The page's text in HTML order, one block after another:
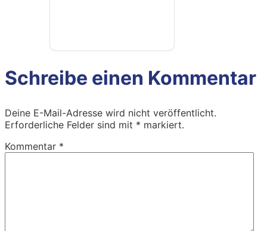
Schreibe einen Kommentar
Deine E-Mail-Adresse wird nicht veröffentlicht.
Erforderliche Felder sind mit * markiert.
Kommentar *